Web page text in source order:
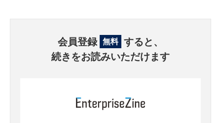
会員登録 無料 すると、
続きをお読みいただけます